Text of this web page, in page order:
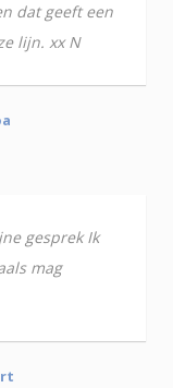
dat geeft een
lijn. xx N
gesprek Ik
mag